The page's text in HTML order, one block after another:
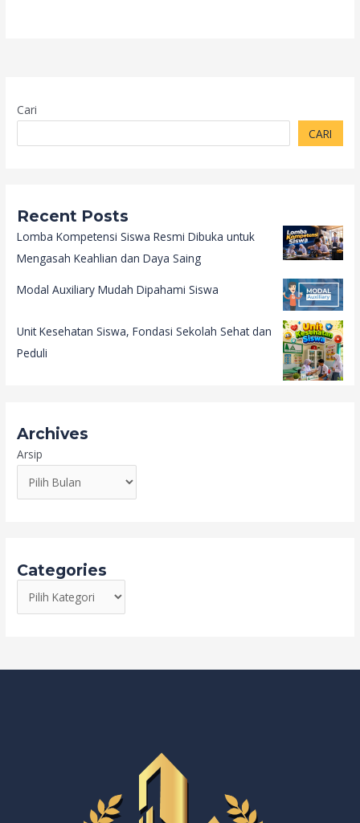
Cari
CARI
Recent Posts
Lomba Kompetensi Siswa Resmi Dibuka untuk
Mengasah Keahlian dan Daya Saing
Modal Auxiliary Mudah Dipahami Siswa
Unit Kesehatan Siswa, Fondasi Sekolah Sehat dan
Peduli
Archives
Arsip
Categories